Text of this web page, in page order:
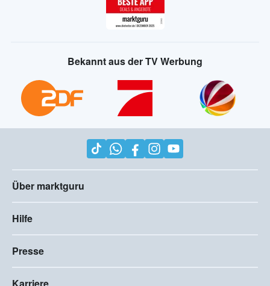
Bekannt aus der TV Werbung
Über marktguru
Hilfe
Presse